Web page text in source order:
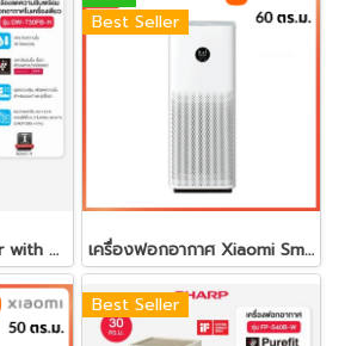
SHARP Dehumidifier with Air Purifier Model DW-T30FB-H
Best Seller
เครื่องฟอกอากาศ Xiaomi Smart Air Purifier 4 Pro รุ่น XMI-BHR5059TH
Best Seller